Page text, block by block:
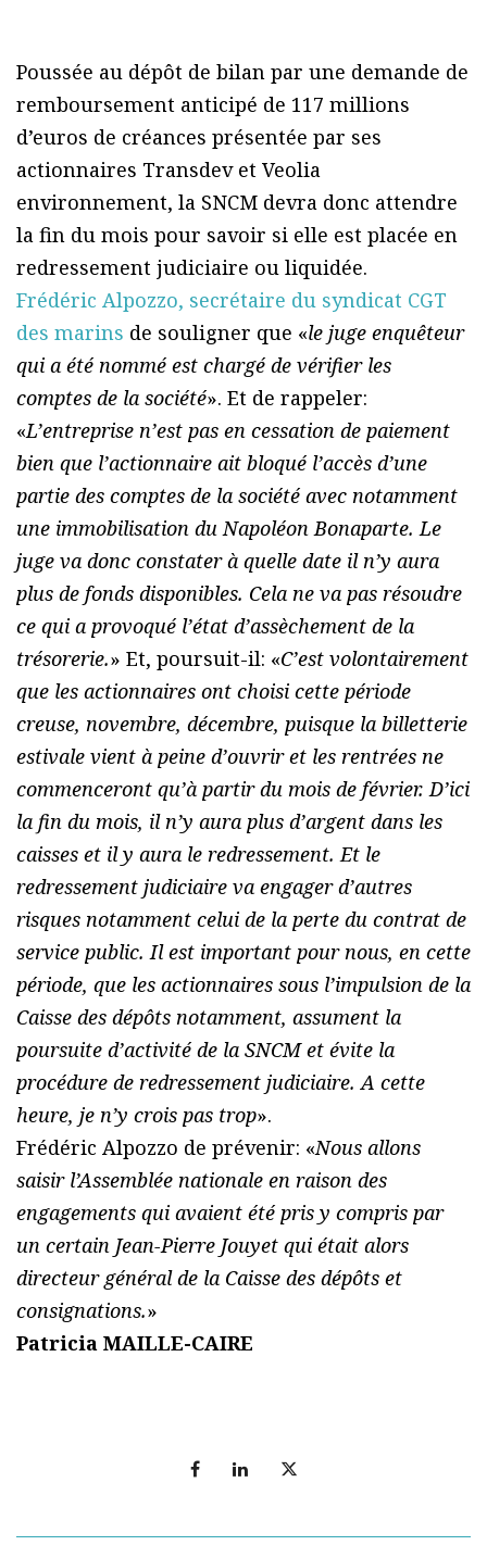
Poussée au dépôt de bilan par une demande de
remboursement anticipé de 117 millions
d’euros de créances présentée par ses
actionnaires Transdev et Veolia
environnement, la SNCM devra donc attendre
la fin du mois pour savoir si elle est placée en
redressement judiciaire ou liquidée.
Frédéric Alpozzo, secrétaire du syndicat CGT
des marins de souligner que «le juge enquêteur
qui a été nommé est chargé de vérifier les
comptes de la société». Et de rappeler:
«L’entreprise n’est pas en cessation de paiement
bien que l’actionnaire ait bloqué l’accès d’une
partie des comptes de la société avec notamment
une immobilisation du Napoléon Bonaparte. Le
juge va donc constater à quelle date il n’y aura
plus de fonds disponibles. Cela ne va pas résoudre
ce qui a provoqué l’état d’assèchement de la
trésorerie.» Et, poursuit-il: «C’est volontairement
que les actionnaires ont choisi cette période
creuse, novembre, décembre, puisque la billetterie
estivale vient à peine d’ouvrir et les rentrées ne
commenceront qu’à partir du mois de février. D’ici
la fin du mois, il n’y aura plus d’argent dans les
caisses et il y aura le redressement. Et le
redressement judiciaire va engager d’autres
risques notamment celui de la perte du contrat de
service public. Il est important pour nous, en cette
période, que les actionnaires sous l’impulsion de la
Caisse des dépôts notamment, assument la
poursuite d’activité de la SNCM et évite la
procédure de redressement judiciaire. A cette
heure, je n’y crois pas trop».
Frédéric Alpozzo de prévenir: «Nous allons
saisir l’Assemblée nationale en raison des
engagements qui avaient été pris y compris par
un certain Jean-Pierre Jouyet qui était alors
directeur général de la Caisse des dépôts et
consignations.»
Patricia MAILLE-CAIRE